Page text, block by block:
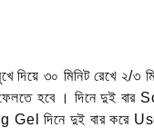
৩০ মিনিট রেখে ২/৩
ফেলতে হবে । দিনে দুই
দিনে দুই বার করে